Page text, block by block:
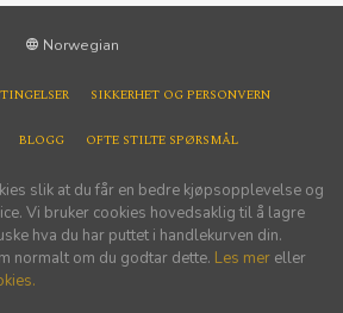
Norwegian
SIKKERHET OG PERSONVERN
BLOGG OFTE STILTE SPØRSMÅL
slik at du får en bedre kjøpsopplevelse og
Vi bruker cookies hovedsaklig til å lagre
hva du har puttet i handlekurven din.
normalt om du godtar dette. Les mer eller